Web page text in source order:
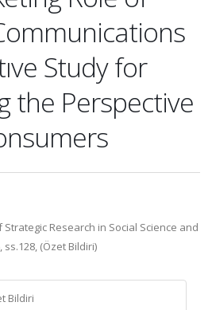
Study for
the Perspective
Research in Social Science and
ss.128, (Özet Bildiri)
Bildiri